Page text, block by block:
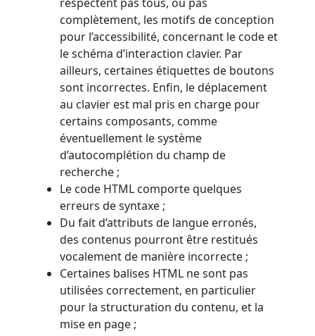
complètement, les motifs de conception
pour l’accessibilité, concernant le code et
le schéma d’interaction clavier. Par
ailleurs, certaines étiquettes de boutons
sont incorrectes. Enfin, le déplacement
au clavier est mal pris en charge pour
certains composants, comme
éventuellement le système
d’autocomplétion du champ de
recherche ;
Le code HTML comporte quelques
erreurs de syntaxe ;
Du fait d’attributs de langue erronés,
des contenus pourront être restitués
vocalement de manière incorrecte ;
Certaines balises HTML ne sont pas
utilisées correctement, en particulier
pour la structuration du contenu, et la
mise en page ;